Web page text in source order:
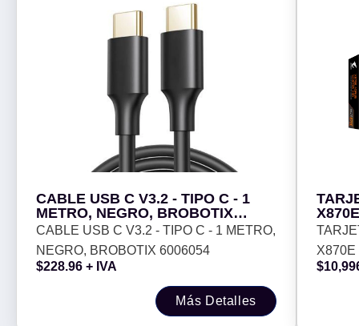
CABLE USB C V3.2 - TIPO C - 1
METRO, NEGRO, BROBOTIX
6006054
CABLE USB C V3.2 - TIPO C - 1 METRO,
NEGRO, BROBOTIX 6006054
$228.96 + IVA
Más Detalles
256
X870E
GB,
$